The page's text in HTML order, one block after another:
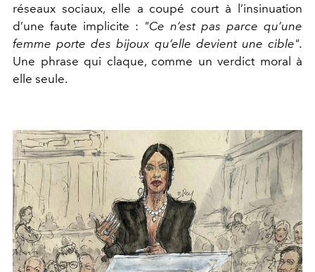
réseaux sociaux, elle a coupé court à l’insinuation
d’une faute implicite : "Ce n’est pas parce qu’une
femme porte des bijoux qu’elle devient une cible".
Une phrase qui claque, comme un verdict moral à
elle seule.